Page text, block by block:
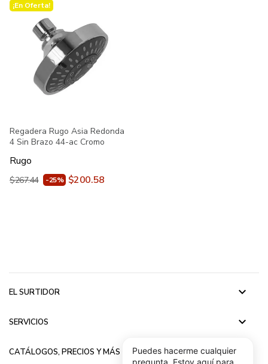
¡En Oferta!
Regadera Rugo Asia Redonda
4 Sin Brazo 44-ac Cromo
Rugo
$267.44 -25% $200.58
EL SURTIDOR keyboard_arrow_down
SERVICIOS keyboard_arrow_down
CATÁLOGOS, PRECIOS Y MÁS keyboard_arrow_down
Puedes hacerme cualquier
pregunta, Estoy aquí para